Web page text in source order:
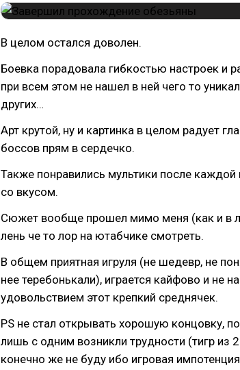
В целом остался доволен.
Боевка порадовала гибкостью настроек и
при всем этом не нашел в ней чего то
других…
Арт крутой, ну и картинка в целом радует
боссов прям в сердечко.
Также понравились мультики после каждой
со вкусом.
Сюжет вообще прошел мимо меня (как и в
лень че то лор на ютабчике смотреть.
В общем приятная игруля (не шедевр, не
нее теребонькали), играется кайфово и не
удовольствием этот крепкий среднячек.
PS не стал открывать хорошую концовку,
лишь с одним возникли трудности (тигр из
конечно же не буду ибо игровая